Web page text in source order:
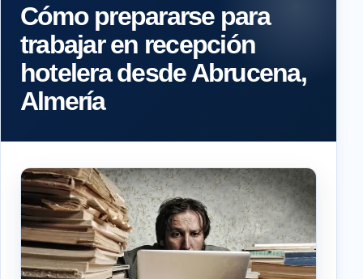
Cómo prepararse para
trabajar en recepción
hotelera desde Abrucena,
Almería